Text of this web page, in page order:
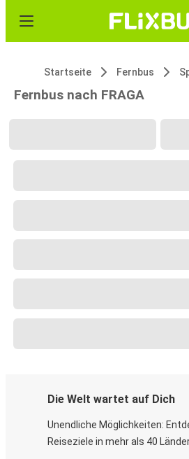
Startseite Fernbus
Fernbus nach FRAGA
Die Welt wartet auf Dich
Unendliche Möglichkeiten:
Reiseziele in mehr als 40